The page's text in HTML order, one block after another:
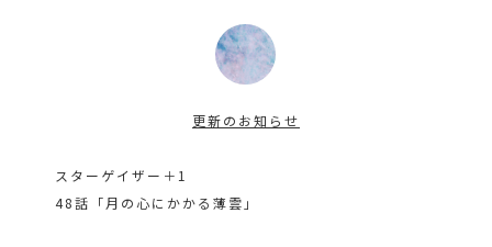
更新のお知らせ
スターゲイザー＋1
48話「月の心にかかる薄雲」